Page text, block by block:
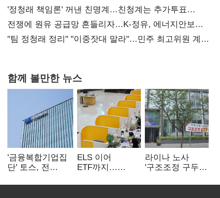
사과부터"
'정청래 책임론' 꺼낸 친명계…친청계는 추가투표
때리기
전쟁에 원유 공급망 흔들리자…K-정유, 에너지안보
핵심으로 재부상
"팀 정청래 정리" "이중잣대 말라"…민주 최고위원 계파
함께 볼만한 뉴스
'금융복합기업집
단' 토스, 전
표준화
ELS 이어
ETF까지…
제동 걸린 은행
라이나 노사
'구조조정 구두